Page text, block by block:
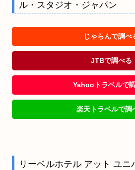
ル・スタジオ・ジャパン
じゃらんで調べ
JTBで調べる
Yahooトラベルで
楽天トラベルで調
リーベルホテル アット ユニ